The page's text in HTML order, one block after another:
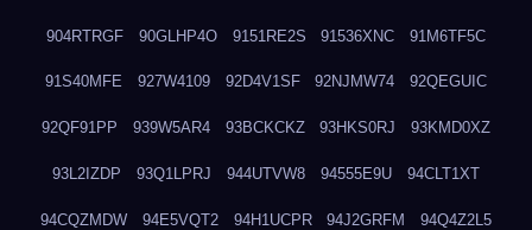
904RTRGF 90GLHP4O 9151RE2S 91536XNC 91M6TF5C
91S40MFE 927W4109 92D4V1SF 92NJMW74 92QEGUIC
92QF91PP 939W5AR4 93BCKCKZ 93HKS0RJ 93KMD0XZ
93L2IZDP 93Q1LPRJ 944UTVW8 94555E9U 94CLT1XT
94CQZMDW 94E5VQT2 94H1UCPR 94J2GRFM 94Q4Z2L5